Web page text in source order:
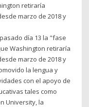
retiraría
marzo de 2018 y
día 13 la "fase
Washington retiraría
marzo de 2018 y
la lengua y
con el apoyo de
tales como
University, la